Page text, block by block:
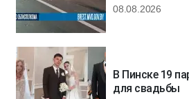
08.08.2026
В Пинске 19
для свадьбы